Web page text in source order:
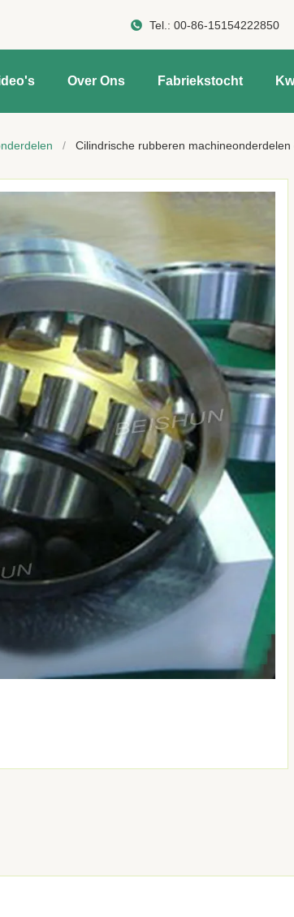
Tel.:00-86-15154222850
Over Ons Fabriekstocht
/ Cilindrische rubberen